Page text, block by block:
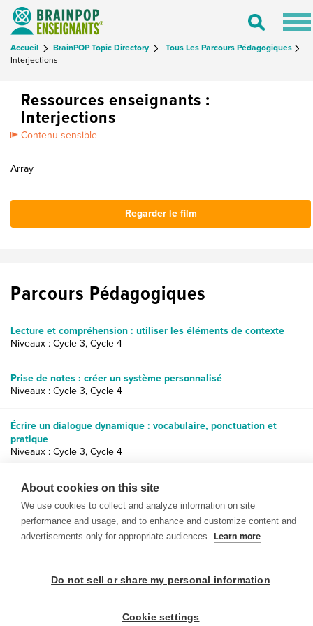
Toggle
Accueil BrainPOP Topic Directory
Tous Les Parcours Pédagogiques
Interjections
Ressources enseignants :
Interjections
Contenu sensible
Array
Regarder le film
Parcours Pédagogiques
Lecture et compréhension : utiliser les éléments de contexte
Niveaux : Cycle 3, Cycle 4
Prise de notes : créer un système personnalisé
Niveaux : Cycle 3, Cycle 4
Écrire un dialogue dynamique : vocabulaire, ponctuation et
pratique
Niveaux : Cycle 3, Cycle 4
Images poétiques : écrire un poème sur les cinq sens
Niveaux : Cycle 4, lycée
About cookies on this site
We use cookies to collect and analyze information on site
performance and usage, and to enhance and customize content and
advertisements only for appropriate audiences. Learn more
Do not sell or share my personal information
Cookie settings